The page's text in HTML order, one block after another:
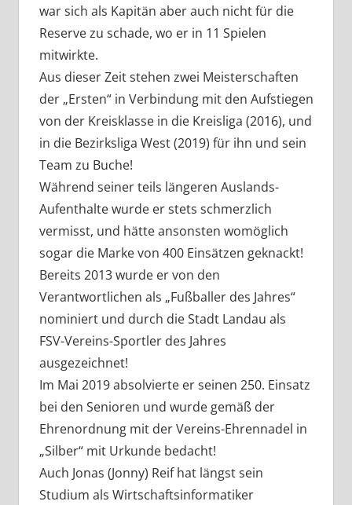
war sich als Kapitän aber auch nicht für die
Reserve zu schade, wo er in 11 Spielen
mitwirkte.
Aus dieser Zeit stehen zwei Meisterschaften
der „Ersten“ in Verbindung mit den Aufstiegen
von der Kreisklasse in die Kreisliga (2016), und
in die Bezirksliga West (2019) für ihn und sein
Team zu Buche!
Während seiner teils längeren Auslands-
Aufenthalte wurde er stets schmerzlich
vermisst, und hätte ansonsten womöglich
sogar die Marke von 400 Einsätzen geknackt!
Bereits 2013 wurde er von den
Verantwortlichen als „Fußballer des Jahres“
nominiert und durch die Stadt Landau als
FSV-Vereins-Sportler des Jahres
ausgezeichnet!
Im Mai 2019 absolvierte er seinen 250. Einsatz
bei den Senioren und wurde gemäß der
Ehrenordnung mit der Vereins-Ehrennadel in
„Silber“ mit Urkunde bedacht!
Auch Jonas (Jonny) Reif hat längst sein
Studium als Wirtschaftsinformatiker